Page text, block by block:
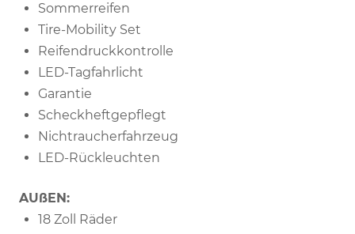
Sommerreifen
Tire-Mobility Set
Reifendruckkontrolle
LED-Tagfahrlicht
Garantie
Scheckheftgepflegt
Nichtraucherfahrzeug
LED-Rückleuchten
AUßEN:
18 Zoll Räder